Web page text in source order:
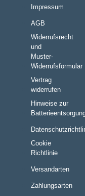
Impressum
AGB
Widerrufsrecht
und
Muster-
Widerrufsformular
Vertrag
widerrufen
Hinweise zur
Cookie
Richtlinie
Versandarten
Zahlungsarten